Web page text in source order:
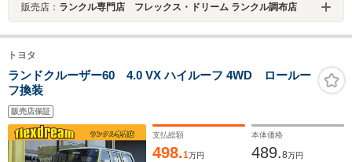
販売店： ランクル専門店 フレックス・ドリーム ランクル調布店
トヨタ
ランドクルーザー60 4.0 VX ハイルーフ 4WD ロールー
フ換装
販売店保証
支払総額
498.1万円
本体価格
489.8万円